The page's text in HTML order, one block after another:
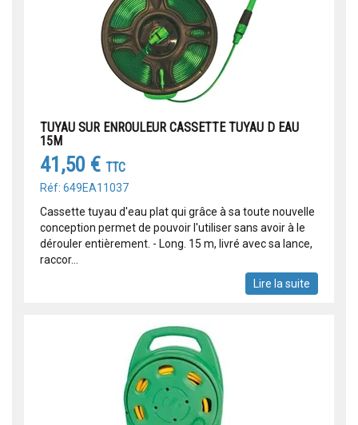
TUYAU SUR ENROULEUR CASSETTE TUYAU D EAU
15M
41,50 € TTC
Réf: 649EA11037
Cassette tuyau d'eau plat qui grâce à sa toute nouvelle
conception permet de pouvoir l'utiliser sans avoir à le
dérouler entièrement. - Long. 15 m, livré avec sa lance,
raccor...
Lire la suite